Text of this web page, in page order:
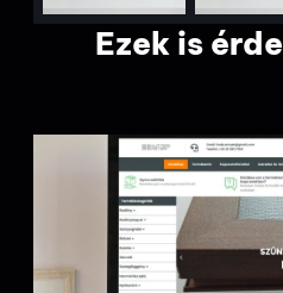
Ezek is